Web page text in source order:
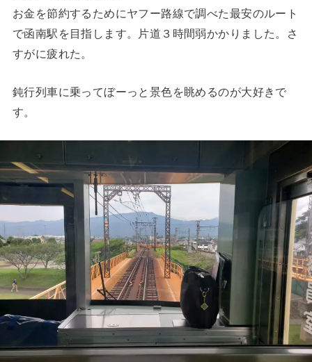
お金を節約するためにヤフー路線で調べた最安のルート
で函南駅を目指します。片道３時間弱かかりました。さ
すがに疲れた。
鈍行列車に乗ってぼーっと景色を眺めるのが大好きで
す。